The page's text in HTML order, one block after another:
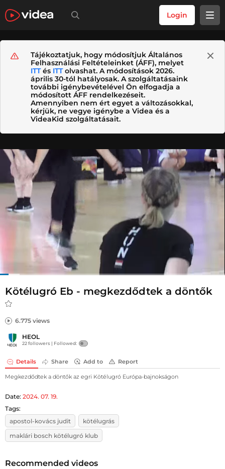
Login
Tájékoztatjuk, hogy módosítjuk Általános
Felhasználási Feltételeinket (ÁFF), melyet
ITTés ITTolvashat. A módosítások 2026.
április 30-tól hatályosak. A szolgáltatásaink
további igénybevételével Ön elfogadja a
módosított ÁFF rendelkezéseit.
Amennyiben nem ért egyet a változásokkal,
kérjük, ne vegye igénybe a Videa és a
VideaKid szolgáltatásait.
Kötélugró Eb - megkezdődtek a döntők
6.775 views
HEOL
22 followers | Followed:
Details Share Add to Report
Megkezdődtek a döntők az egri Kötélugró Európa-bajnokságon
Date: 2024. 07. 19.
Tags:
apostol-kovács judit
kötélugrás
maklári bosch kötélugró klub
Recommended videos